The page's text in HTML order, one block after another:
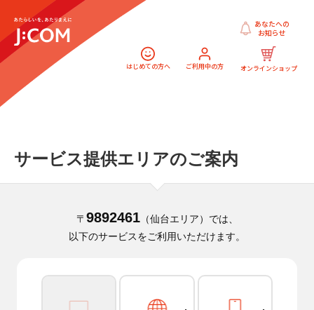
はじめての方へ ご利用中の方 オンラインショップ
あなたへの
お知らせ
サービス提供エリアのご案内
〒 9892461（仙台エリア）では、
以下のサービスをご利用いただけます。